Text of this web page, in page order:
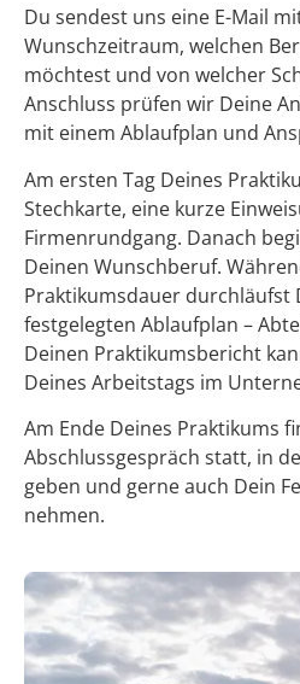
Du sendest uns eine E-Mail
Wunschzeitraum, welchen
möchtest und von welcher
Anschluss prüfen wir Deine
mit einem Ablaufplan und
Am ersten Tag Deines
Stechkarte, eine kurze
Firmenrundgang. Danach
Deinen Wunschberuf.
Praktikumsdauer durchläufst
festgelegten Ablaufplan –
Deinen Praktikumsbericht
Deines Arbeitstags im
Am Ende Deines Praktikums
Abschlussgespräch statt, in
geben und gerne auch Dein
nehmen.